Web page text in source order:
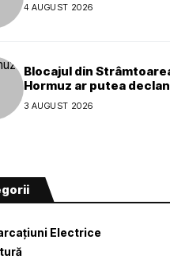
4 AUGUST 2026
Blocajul din
Hormuz ar putea
criză ecologică globală
3 AUGUST 2026
Electrice